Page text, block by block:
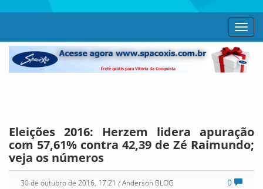
Eleições 2016: Herzem lidera apuração
com 57,61% contra 42,39 de Zé Raimundo;
veja os números
0
30 de outubro de 2016, 17:21 / Anderson BLOG